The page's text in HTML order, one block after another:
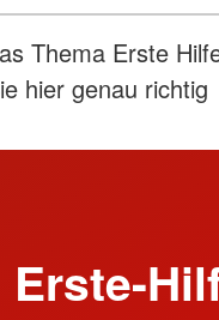
Thema Erste
hier genau richtig
Erste-